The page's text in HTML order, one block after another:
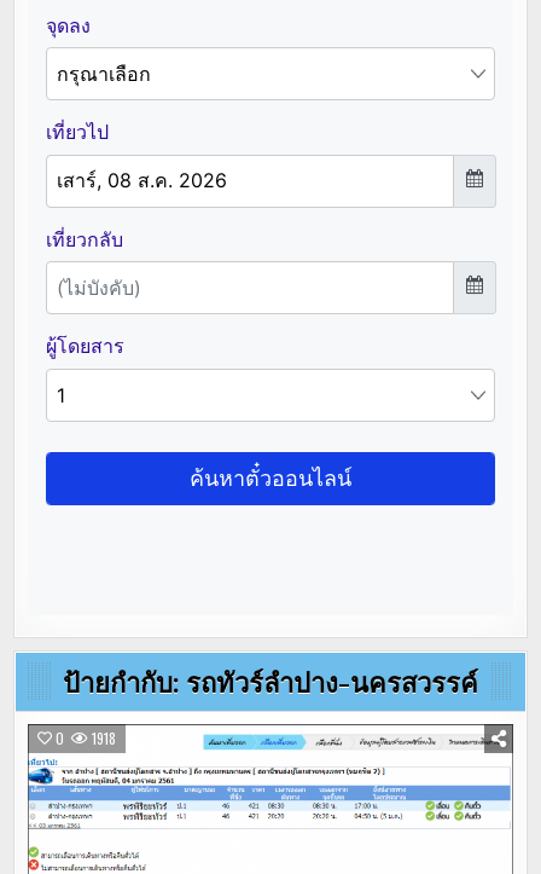
ป้ายกำกับ: รถทัวร์ลำปาง-นครสวรรค์
0 1918